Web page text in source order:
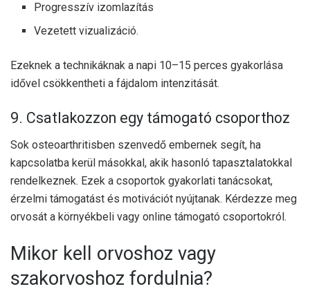
Progresszív izomlazítás
Vezetett vizualizáció.
Ezeknek a technikáknak a napi 10–15 perces gyakorlása
idővel csökkentheti a fájdalom intenzitását.
9. Csatlakozzon egy támogató csoporthoz
Sok osteoarthritisben szenvedő embernek segít, ha
kapcsolatba kerül másokkal, akik hasonló tapasztalatokkal
rendelkeznek. Ezek a csoportok gyakorlati tanácsokat,
érzelmi támogatást és motivációt nyújtanak. Kérdezze meg
orvosát a környékbeli vagy online támogató csoportokról.
Mikor kell orvoshoz vagy
szakorvoshoz fordulnia?